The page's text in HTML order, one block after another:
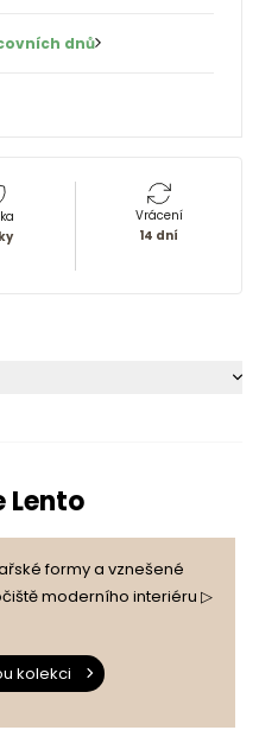
dnů
Vrácení
14 dní
Lento
formy a vznešené
moderního interiéru ▷
kolekci